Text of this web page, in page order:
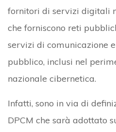
fornitori di servizi digitali
che forniscono reti
servizi di comunicazione
pubblico, inclusi nel
nazionale cibernetica.
Infatti, sono in via di
DPCM che sarà adottato